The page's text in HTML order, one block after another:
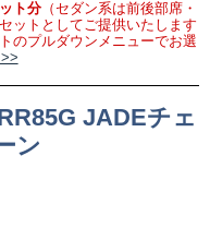
ト分（セダン系は前後部席・
ットとしてご提供いたします
のプルダウンメニューでお選
JADEチェ
ン